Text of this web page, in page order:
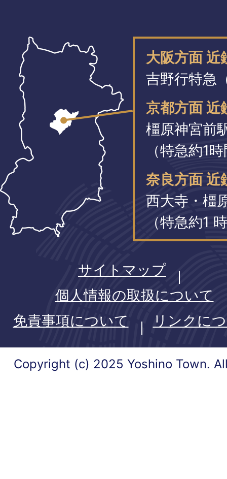
大阪方面
吉野行特急
京都方面 近
橿原神宮前
（特急約1
奈良方面 近
西大寺・橿
（特急約1
サイトマップ
個人情報の取扱について
免責事項について
リンクに
Copyright (c) 2025 Yoshino Town.